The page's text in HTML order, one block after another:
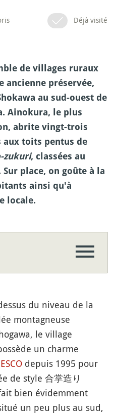
Déjà visité
de villages ruraux
ancienne préservée,
au sud-ouest de
Ainokura, le plus
abrite vingt-trois
toits pentus de
zukuri, classées au
place, on goûte à la
ainsi qu'à
locale.
du niveau de la
montagneuse
le village
un charme
depuis 1995 pour
de style 合掌造り
bien évidemment
un peu plus au sud,